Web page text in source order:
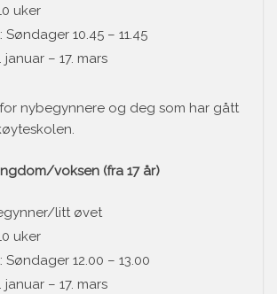
uker
10.45 – 11.45
januar – 17. mars
nybegynnere og deg som har gått
voksen (fra 17 år)
litt øvet
uker
Søndager 12.00 – 13.00
januar – 17. mars